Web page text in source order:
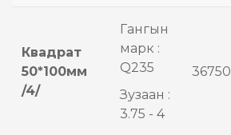
Квадрат
50*100мм
/4/
Гангын
марк :
Q235
Зузаан :
3.75 - 4
36750